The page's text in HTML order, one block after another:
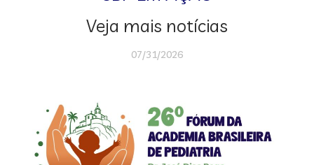
Veja mais notícias
07/31/2026